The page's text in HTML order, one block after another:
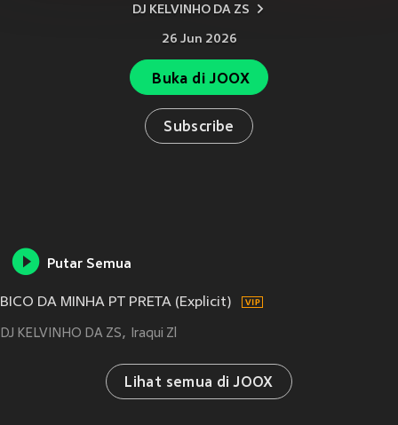
DJ KELVINHO DA ZS
26 Jun 2026
Buka di JOOX
Subscribe
Putar Semua
BICO DA MINHA PT PRETA (Explicit)
DJ KELVINHO DA ZS Iraqui Zl
Lihat semua di JOOX